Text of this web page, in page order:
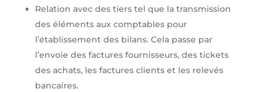
Relation avec des tiers tel que la transmission
des éléments aux comptables pour
l’établissement des bilans. Cela passe par
l’envoie des factures fournisseurs, des tickets
des achats, les factures clients et les relevés
bancaires.